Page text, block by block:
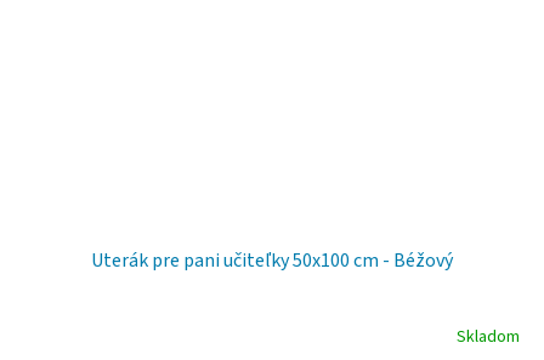
Uterák pre pani učiteľky 50x100 cm - Béžový
Skladom